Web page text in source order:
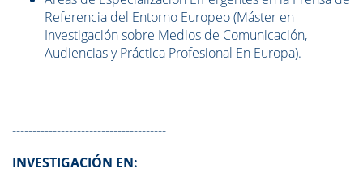
Referencia del Entorno Europeo (Máster en
Investigación sobre Medios de Comunicación,
Audiencias y Práctica Profesional En Europa).
-----------------------------------------------------------------------------------
--------------------------------------
INVESTIGACIÓN EN: